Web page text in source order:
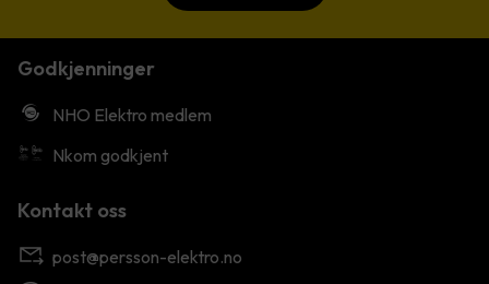
Godkjenninger
NHO Elektro medlem
Nkom godkjent
Kontakt oss
post@persson-elektro.no